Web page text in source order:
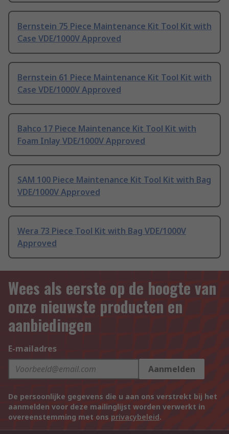
Bernstein 75 Piece Maintenance Kit Tool Kit with
Case VDE/1000V Approved
Bernstein 61 Piece Maintenance Kit Tool Kit with
Case VDE/1000V Approved
Bahco 17 Piece Maintenance Kit Tool Kit with
Foam Inlay VDE/1000V Approved
SAM 100 Piece Maintenance Kit Tool Kit with Bag
VDE/1000V Approved
Wera 73 Piece Tool Kit with Bag VDE/1000V
Approved
Wees als eerste op de hoogte van
onze nieuwste producten en
aanbiedingen
E-mailadres
Aanmelden
De persoonlijke gegevens die u aan ons verstrekt bij het
aanmelden voor deze mailinglijst worden verwerkt in
overeenstemming met ons privacybeleid.